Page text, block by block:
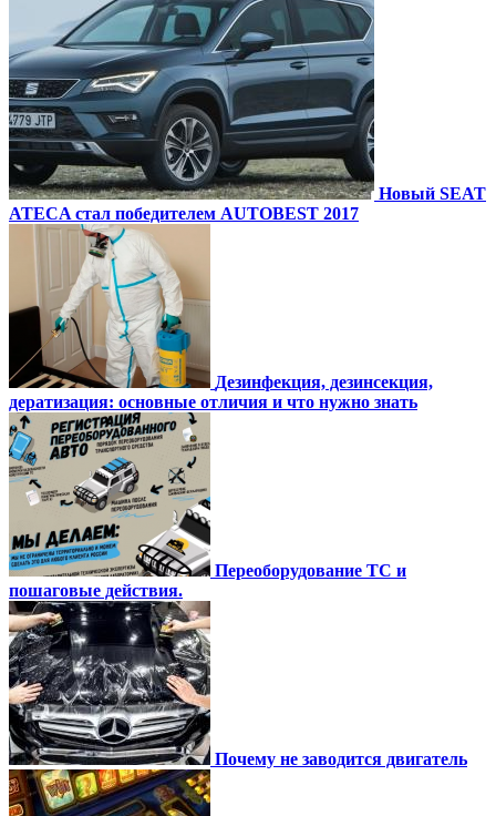
Новый SEAT
ATECA стал победителем AUTOBEST 2017
Дезинфекция, дезинсекция,
дератизация: основные отличия и что нужно знать
Переоборудование ТС и
пошаговые действия.
Почему не заводится двигатель